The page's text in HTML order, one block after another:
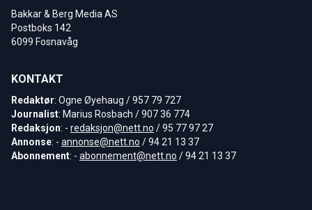
Bakkar & Berg Media AS
Postboks 142
6099 Fosnavåg
KONTAKT
Redaktør: Ogne Øyehaug / 957 79 727
Journalist: Marius Rosbach / 907 36 774
Redaksjon: - redaksjon@nett.no / 95 77 97 27
Annonse: - annonse@nett.no / 94 21 13 37
Abonnement: - abonnement@nett.no / 94 21 13 37